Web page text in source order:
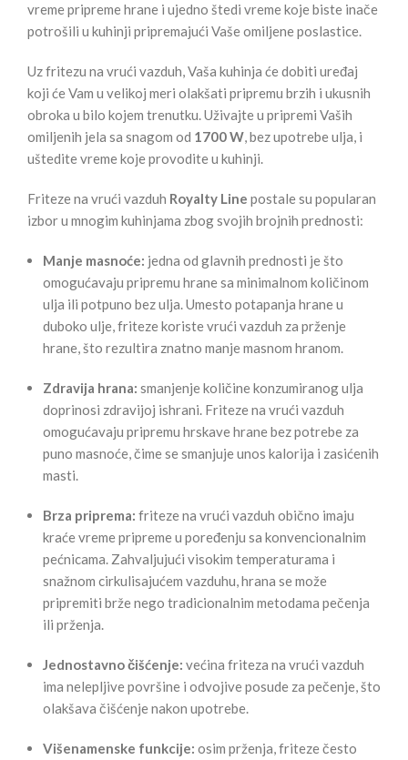
vreme pripreme hrane i ujedno štedi vreme koje biste inače
potrošili u kuhinji pripremajući Vaše omiljene poslastice.
Uz fritezu na vrući vazduh, Vaša kuhinja će dobiti uređaj
koji će Vam u velikoj meri olakšati pripremu brzih i ukusnih
obroka u bilo kojem trenutku. Uživajte u pripremi Vaših
omiljenih jela sa snagom od 1700 W, bez upotrebe ulja, i
uštedite vreme koje provodite u kuhinji.
Friteze na vrući vazduh Royalty Line postale su popularan
izbor u mnogim kuhinjama zbog svojih brojnih prednosti:
Manje masnoće: jedna od glavnih prednosti je što
omogućavaju pripremu hrane sa minimalnom količinom
ulja ili potpuno bez ulja. Umesto potapanja hrane u
duboko ulje, friteze koriste vrući vazduh za prženje
hrane, što rezultira znatno manje masnom hranom.
Zdravija hrana: smanjenje količine konzumiranog ulja
doprinosi zdravijoj ishrani. Friteze na vrući vazduh
omogućavaju pripremu hrskave hrane bez potrebe za
puno masnoće, čime se smanjuje unos kalorija i zasićenih
masti.
Brza priprema: friteze na vrući vazduh obično imaju
kraće vreme pripreme u poređenju sa konvencionalnim
pećnicama. Zahvaljujući visokim temperaturama i
snažnom cirkulisajućem vazduhu, hrana se može
pripremiti brže nego tradicionalnim metodama pečenja
ili prženja.
Jednostavno čišćenje: većina friteza na vrući vazduh
ima nelepljive površine i odvojive posude za pečenje, što
olakšava čišćenje nakon upotrebe.
Višenamenske funkcije: osim prženja, friteze često